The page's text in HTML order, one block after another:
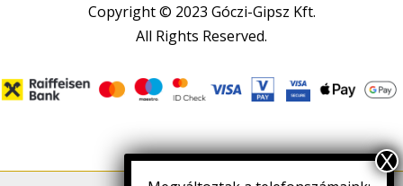
Copyright © 2023 Góczi-Gipsz Kft.
All Rights Reserved.